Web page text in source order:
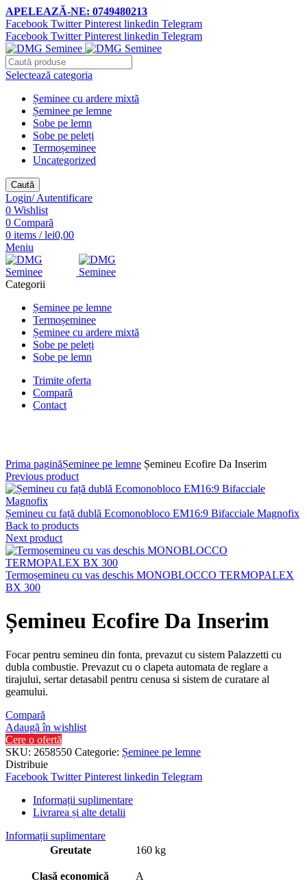
APELEAZĂ-NE: 0749480213
Facebook Twitter Pinterest linkedin Telegram
Facebook Twitter Pinterest linkedin Telegram
Selectează categoria
Șeminee cu ardere mixtă
Șeminee pe lemne
Sobe pe lemn
Sobe pe peleți
Termoșeminee
Uncategorized
Caută
Login/ Autentificare
0 Wishlist
0 Compară
0 items / lei0,00
Meniu
Categorii
Șeminee pe lemne
Termoșeminee
Șeminee cu ardere mixtă
Sobe pe peleți
Sobe pe lemn
Trimite oferta
Compară
Contact
Prima paginăȘeminee pe lemne Șemineu Ecofire Da Inserim
Previous product
Șemineu cu față dublă Ecomonobloco EM16:9 Bifacciale Magnofix
Back to products
Next product
Termoșemineu cu vas deschis MONOBLOCCO TERMOPALEX
BX 300
Șemineu Ecofire Da Inserim
Focar pentru semineu din fonta, prevazut cu sistem Palazzetti cu
dubla combustie. Prevazut cu o clapeta automata de reglare a
tirajului, sertar detasabil pentru cenusa si sistem de curatare al
geamului.
Compară
Adaugă în wishlist
Cere o ofertă
SKU: 2658550 Categorie: Șeminee pe lemne
Distribuie
Facebook Twitter Pinterest linkedin Telegram
Informații suplimentare
Livrarea și alte detalii
Informații suplimentare
Greutate
160 kg
Clasă economică A